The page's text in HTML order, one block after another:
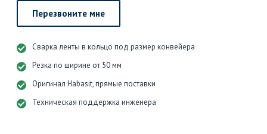
Перезвоните мне
Сварка ленты в кольцо под размер конвейера
Резка по ширине от 50 мм
Оригинал Habasit, прямые поставки
Техническая поддержка инженера